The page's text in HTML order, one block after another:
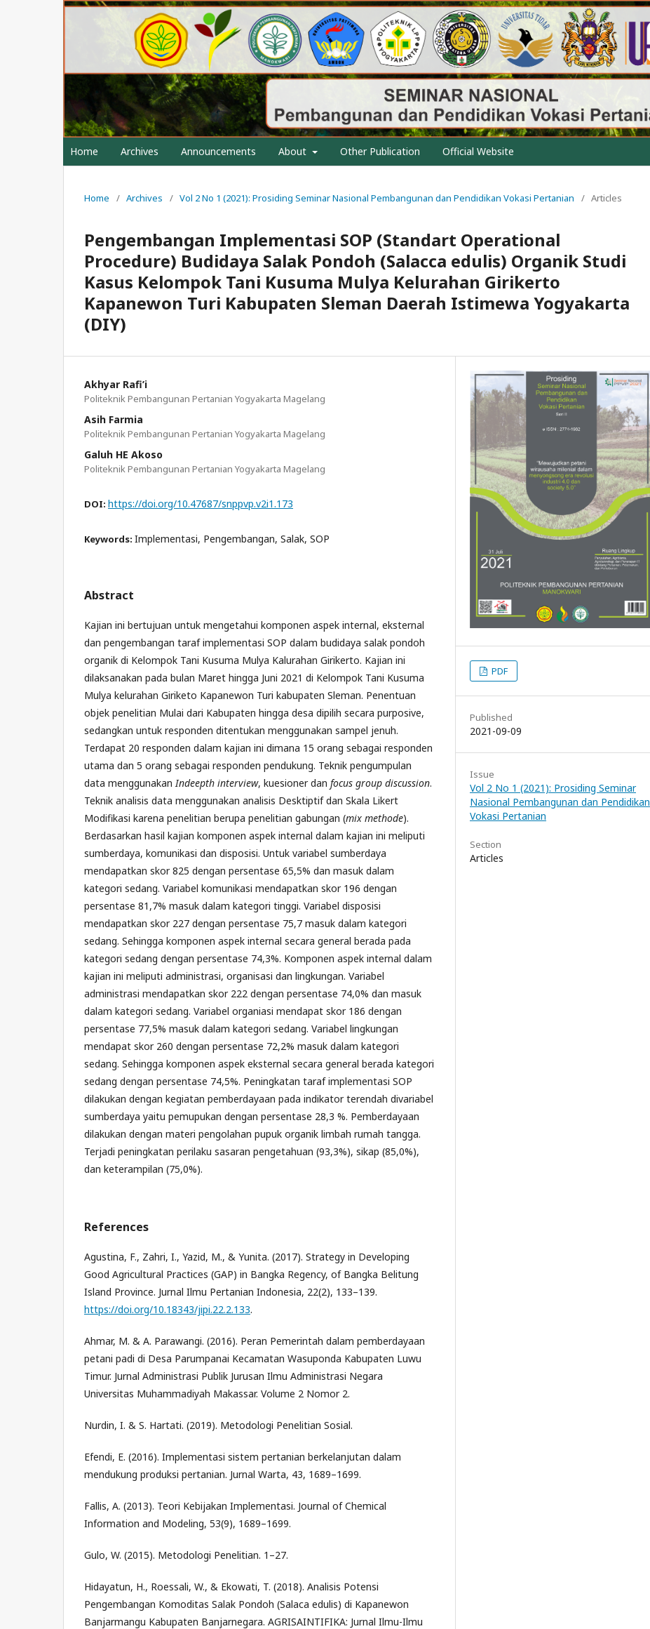
Home Archives Announcements About Other Publication Official Website
Home / Archives / Vol 2 No 1 (2021): Prosiding Seminar Nasional Pembangunan dan Pendidikan Vokasi Pertanian / Articles
Pengembangan Implementasi SOP (Standart Operational
Procedure) Budidaya Salak Pondoh (Salacca edulis) Organik Studi
Kasus Kelompok Tani Kusuma Mulya Kelurahan Girikerto
Kapanewon Turi Kabupaten Sleman Daerah Istimewa Yogyakarta
(DIY)
Akhyar Rafi’i
Politeknik Pembangunan Pertanian Yogyakarta Magelang
Asih Farmia
Politeknik Pembangunan Pertanian Yogyakarta Magelang
Galuh HE Akoso
Politeknik Pembangunan Pertanian Yogyakarta Magelang
DOI: https://doi.org/10.47687/snppvp.v2i1.173
Keywords: Implementasi, Pengembangan, Salak, SOP
Abstract
Kajian ini bertujuan untuk mengetahui komponen aspek internal, eksternal
dan pengembangan taraf implementasi SOP dalam budidaya salak pondoh
organik di Kelompok Tani Kusuma Mulya Kalurahan Girikerto. Kajian ini
dilaksanakan pada bulan Maret hingga Juni 2021 di Kelompok Tani Kusuma
Mulya kelurahan Giriketo Kapanewon Turi kabupaten Sleman. Penentuan
objek penelitian Mulai dari Kabupaten hingga desa dipilih secara purposive,
sedangkan untuk responden ditentukan menggunakan sampel jenuh.
Terdapat 20 responden dalam kajian ini dimana 15 orang sebagai responden
utama dan 5 orang sebagai responden pendukung. Teknik pengumpulan
data menggunakan Indeepth interview, kuesioner dan focus group discussion.
Teknik analisis data menggunakan analisis Desktiptif dan Skala Likert
Modifikasi karena penelitian berupa penelitian gabungan (mix methode).
Berdasarkan hasil kajian komponen aspek internal dalam kajian ini meliputi
sumberdaya, komunikasi dan disposisi. Untuk variabel sumberdaya
mendapatkan skor 825 dengan persentase 65,5% dan masuk dalam
kategori sedang. Variabel komunikasi mendapatkan skor 196 dengan
persentase 81,7% masuk dalam kategori tinggi. Variabel disposisi
mendapatkan skor 227 dengan persentase 75,7 masuk dalam kategori
sedang. Sehingga komponen aspek internal secara general berada pada
kategori sedang dengan persentase 74,3%. Komponen aspek internal dalam
kajian ini meliputi administrasi, organisasi dan lingkungan. Variabel
administrasi mendapatkan skor 222 dengan persentase 74,0% dan masuk
dalam kategori sedang. Variabel organiasi mendapat skor 186 dengan
persentase 77,5% masuk dalam kategori sedang. Variabel lingkungan
mendapat skor 260 dengan persentase 72,2% masuk dalam kategori
sedang. Sehingga komponen aspek eksternal secara general berada kategori
sedang dengan persentase 74,5%. Peningkatan taraf implementasi SOP
dilakukan dengan kegiatan pemberdayaan pada indikator terendah divariabel
sumberdaya yaitu pemupukan dengan persentase 28,3 %. Pemberdayaan
dilakukan dengan materi pengolahan pupuk organik limbah rumah tangga.
Terjadi peningkatan perilaku sasaran pengetahuan (93,3%), sikap (85,0%),
dan keterampilan (75,0%).
References
Agustina, F., Zahri, I., Yazid, M., & Yunita. (2017). Strategy in Developing
Good Agricultural Practices (GAP) in Bangka Regency, of Bangka Belitung
Island Province. Jurnal Ilmu Pertanian Indonesia, 22(2), 133–139.
https://doi.org/10.18343/jipi.22.2.133.
Ahmar, M. & A. Parawangi. (2016). Peran Pemerintah dalam pemberdayaan
petani padi di Desa Parumpanai Kecamatan Wasuponda Kabupaten Luwu
Timur. Jurnal Administrasi Publik Jurusan Ilmu Administrasi Negara
Universitas Muhammadiyah Makassar. Volume 2 Nomor 2.
Nurdin, I. & S. Hartati. (2019). Metodologi Penelitian Sosial.
Efendi, E. (2016). Implementasi sistem pertanian berkelanjutan dalam
mendukung produksi pertanian. Jurnal Warta, 43, 1689–1699.
Fallis, A. (2013). Teori Kebijakan Implementasi. Journal of Chemical
Information and Modeling, 53(9), 1689–1699.
Gulo, W. (2015). Metodologi Penelitian. 1–27.
Hidayatun, H., Roessali, W., & Ekowati, T. (2018). Analisis Potensi
Pengembangan Komoditas Salak Pondoh (Salaca edulis) di Kapanewon
Banjarmangu Kabupaten Banjarnegara. AGRISAINTIFIKA: Jurnal Ilmu-Ilmu
PDF
Published
2021-09-09
Issue
Vol 2 No 1 (2021): Prosiding Seminar
Nasional Pembangunan dan Pendidikan
Vokasi Pertanian
Section
Articles